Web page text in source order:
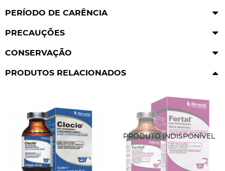
PERÍODO DE CARÊNCIA
PRECAUÇÕES
CONSERVAÇÃO
PRODUTOS RELACIONADOS